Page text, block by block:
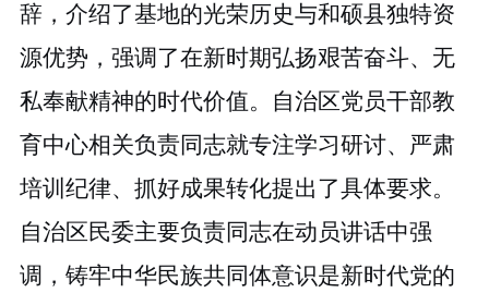
辞，介绍了基地的光荣历史与和硕县独特资
源优势，强调了在新时期弘扬艰苦奋斗、无
私奉献精神的时代价值。自治区党员干部教
育中心相关负责同志就专注学习研讨、严肃
培训纪律、抓好成果转化提出了具体要求。
自治区民委主要负责同志在动员讲话中强
调 ，铸牢中华民族共同体意识是新时代党的